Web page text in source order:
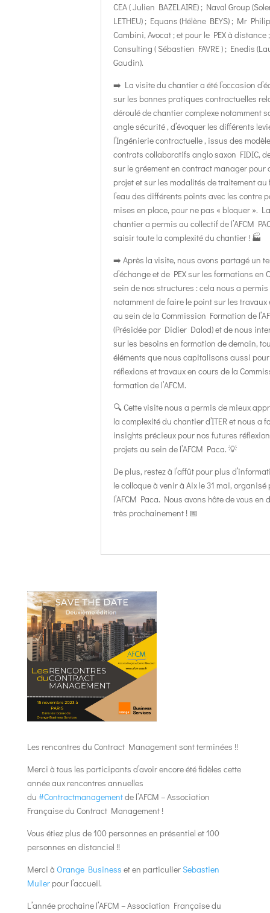
CEA ( Julien BAZELAIRE) ; Naval Group
LETHEU) ; Equans (Hélène BEYS) ; Mr
Cambini, Avocat ; et pour le PEX à distance
Consulting ( Sébastien FAVRE ) ; Enedis
Gaudin).
➡️ La visite du chantier a été l’occasion
sur les bonnes pratiques contractuelles
déroulé de chantier complexe notamment
angle sécurité , d’évoquer les différents
l’Ingénierie contractuelle , issus des
contrats collaboratifs anglo saxon FIDIC,
sur le gréement en contract manager pour
projet et sur les modalités de traitement au
l’eau des différents points avec les contre
mises en place, pour ne pas « bloquer ».
chantier a permis au collectif de l’AFCM
saisir toute la complexité du chantier ! 🏭
➡️ Après la visite, nous avons partagé un
d’échange et de PEX sur les formations en
sein de nos structures : cela nous a permis
notamment de faire le point sur les travaux
au sein de la Commission Formation de
(Présidée par Didier Dalod) et de nous
sur les besoins en formation de demain,
éléments que nous capitalisons aussi
réflexions et travaux en cours de la
formation de l’AFCM.
🔍 Cette visite nous a permis de mieux
la complexité du chantier d’ITER et nous a
insights précieux pour nos futures
projets au sein de l’AFCM Paca. 💡
De plus, restez à l’affût pour plus
le colloque à venir à Aix le 31 mai, organisé
l’AFCM Paca. Nous avons hâte de vous en
très prochainement ! 📅
Les rencontres du Contract Management sont terminées !!
Merci à tous les participants d’avoir encore été fidèles cette
année aux rencontres annuelles
du #Contractmanagementde l’AFCM – Association
Française du Contract Management !
Vous étiez plus de 100 personnes en présentiel et 100
personnes en distanciel !!
Merci à Orange Business et en particulierSebastien
Mullerpour l’accueil.
L’année prochaine l’AFCM – Association Française du